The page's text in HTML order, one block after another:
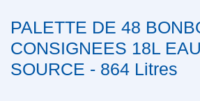
PALETTE DE 48
CONSIGNEES 18L EAU
864 Litres